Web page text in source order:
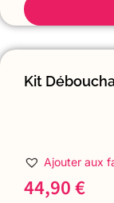
Kit
Ajouter aux
44,90€